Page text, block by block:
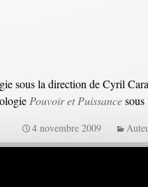
sous la direction de Cyril
Pouvoir et Puissance
4 novembre 2009